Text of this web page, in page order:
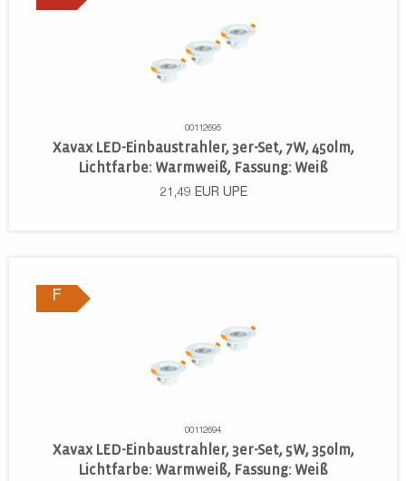
00112695
Xavax LED-Einbaustrahler, 3er-Set, 7W, 450lm,
Lichtfarbe: Warmweiß, Fassung: Weiß
21,49 EUR UPE
F
00112694
Xavax LED-Einbaustrahler, 3er-Set, 5W, 350lm,
Lichtfarbe: Warmweiß, Fassung: Weiß